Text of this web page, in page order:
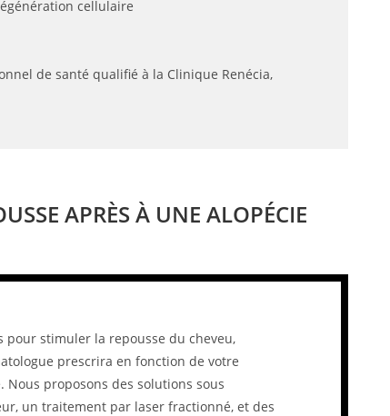
cellulaire
de santé qualifié à la Clinique Renécia,
APRÈS À UNE ALOPÉCIE
pour stimuler la repousse du cheveu,
prescrira en fonction de votre
proposons des solutions sous
un traitement par laser fractionné, et des